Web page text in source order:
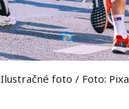
Ilustračné foto / Foto: